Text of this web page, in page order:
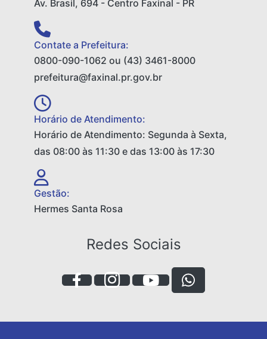
Av. Brasil, 694 - Centro Faxinal - PR
Contate a Prefeitura:
0800-090-1062 ou (43) 3461-8000
prefeitura@faxinal.pr.gov.br
Horário de Atendimento:
Horário de Atendimento: Segunda à Sexta,
das 08:00 às 11:30 e das 13:00 às 17:30
Gestão:
Hermes Santa Rosa
Redes Sociais